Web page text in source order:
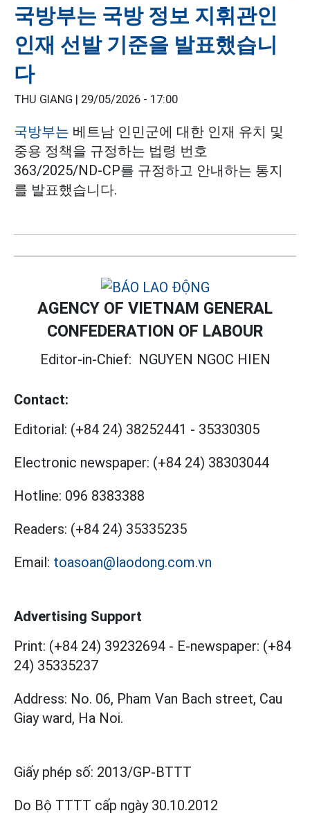
국방부는 국방 정보 지휘관인
인재 선발 기준을 발표했습니
다
THU GIANG | 29/05/2026 - 17:00
국방부는 베트남 인민군에 대한 인재 유치 및
중용 정책을 규정하는 법령 번호
363/2025/ND-CP를 규정하고 안내하는 통지
를 발표했습니다.
AGENCY OF VIETNAM GENERAL
CONFEDERATION OF LABOUR
Editor-in-Chief: NGUYEN NGOC HIEN
Contact:
Editorial: (+84 24) 38252441 - 35330305
Electronic newspaper: (+84 24) 38303044
Hotline: 096 8383388
Readers: (+84 24) 35335235
Email: toasoan@laodong.com.vn
Advertising Support
Print: (+84 24) 39232694 - E-newspaper: (+84
24) 35335237
Address: No. 06, Pham Van Bach street, Cau
Giay ward, Ha Noi.
Giấy phép số: 2013/GP-BTTT
Do Bộ TTTT cấp ngày 30.10.2012